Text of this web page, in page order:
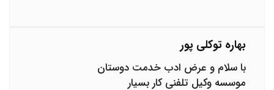
بهاره توکلی پور
با سلام و عرض ادب خدمت دوستان
موسسه وکیل تلفنی کار بسیار